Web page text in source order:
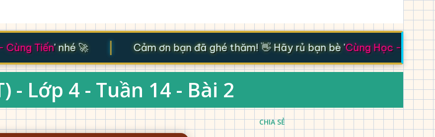
Tiến' nhé 🚀 Cảm ơn bạn đã ghé thăm! 👋 Hãy rủ bạn bè 'Cùng Học - Cùng
- Lớp 4 - Tuần 14 - Bài 2
CHIA SẺ